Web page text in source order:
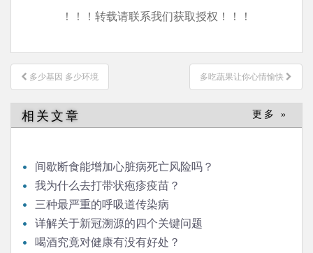
！！！转载请联系我们获取授权！！！
文
章
导
航
多少基因 多少环境 多吃蔬果让你心情愉快
相关文章 更多 »
间歇断食能增加心脏病死亡风险吗？
我为什么去打带状疱疹疫苗？
三种最严重的呼吸道传染病
详解关于新冠溯源的四个关键问题
喝酒究竟对健康有没有好处？